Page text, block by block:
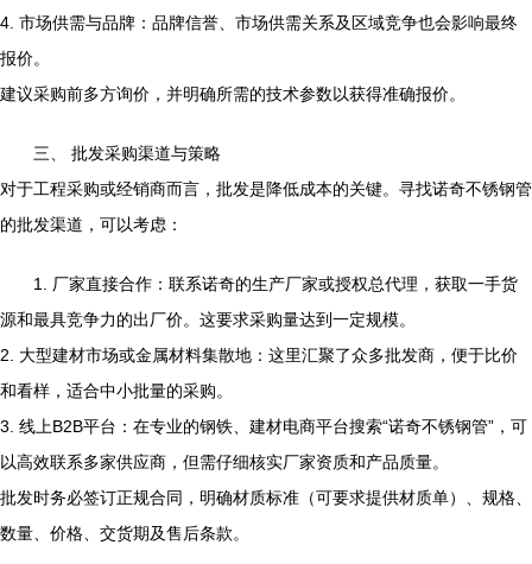
4. 市场供需与品牌：品牌信誉、市场供需关系及区域竞争也会影响最终
报价。
建议采购前多方询价，并明确所需的技术参数以获得准确报价。
三、 批发采购渠道与策略
对于工程采购或经销商而言，批发是降低成本的关键。寻找诺奇不锈钢管
的批发渠道，可以考虑：
1. 厂家直接合作：联系诺奇的生产厂家或授权总代理，获取一手货
源和最具竞争力的出厂价。这要求采购量达到一定规模。
2. 大型建材市场或金属材料集散地：这里汇聚了众多批发商，便于比价
和看样，适合中小批量的采购。
3. 线上B2B平台：在专业的钢铁、建材电商平台搜索“诺奇不锈钢管”，可
以高效联系多家供应商，但需仔细核实厂家资质和产品质量。
批发时务必签订正规合同，明确材质标准（可要求提供材质单）、规格、
数量、价格、交货期及售后条款。